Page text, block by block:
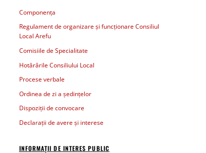
Componența
Regulament de organizare și funcționare Consiliul
Local Arefu
Comisiile de Specialitate
Hotărârile Consiliului Local
Procese verbale
Ordinea de zi a ședințelor
Dispoziții de convocare
Declarații de avere și interese
INFORMAȚII DE INTERES PUBLIC